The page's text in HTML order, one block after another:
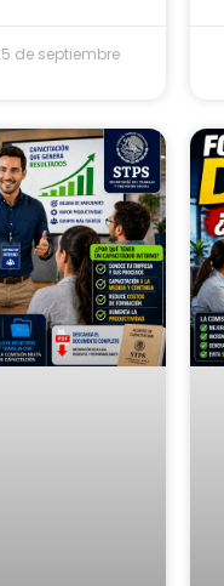
de septiembre